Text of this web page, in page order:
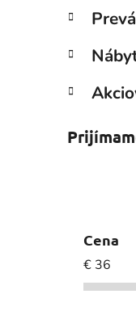
Cena
€ 36